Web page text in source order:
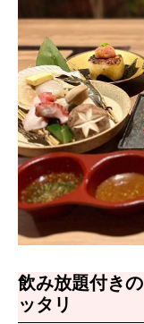
飲み放題付き
ッタリ